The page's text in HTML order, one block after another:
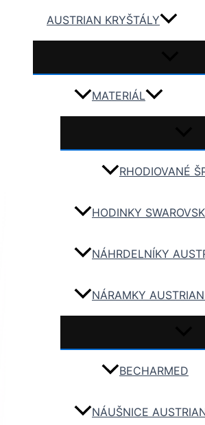
AUSTRIAN KRYŠTÁLY
MATERIÁL
RHODIOVANÉ
HODINKY
NÁHRDELNÍKY
NÁRAMKY
BECHARMED
NÁUŠNICE